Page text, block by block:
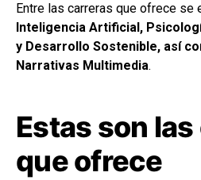
Entre las carreras que ofrece se
Inteligencia Artificial,
y Desarrollo Sostenible, así
Narrativas Multimedia.
Estas son
que ofrece